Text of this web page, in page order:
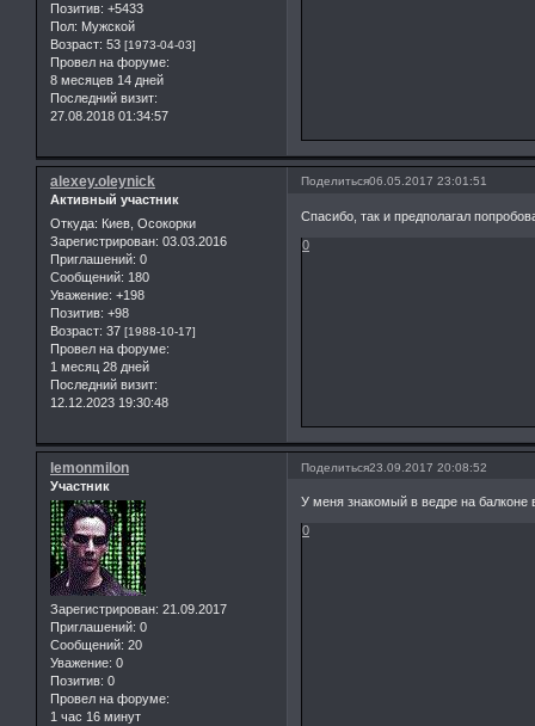
Позитив: +5433
Пол: Мужской
Возраст: 53 [1973-04-03]
Провел на форуме:
8 месяцев 14 дней
Последний визит:
27.08.2018 01:34:57
Поделиться06.05.2017 23:01:51
alexey.oleynick
Активный участник
Откуда: Киев, Осокорки
Зарегистрирован: 03.03.2016
Приглашений: 0
Сообщений: 180
Уважение: +198
Позитив: +98
Возраст: 37 [1988-10-17]
Провел на форуме:
1 месяц 28 дней
Последний визит:
12.12.2023 19:30:48
Спасибо, так и предполагал
0
Поделиться23.09.2017 20:08:52
lemonmilon
Участник
Зарегистрирован: 21.09.2017
Приглашений: 0
Сообщений: 20
Уважение: 0
Позитив: 0
Провел на форуме:
1 час 16 минут
У меня знакомый в ведре на балконе
0